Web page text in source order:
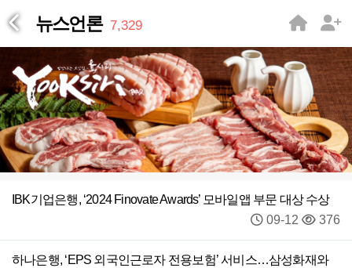
뉴스언론 7,329
IBK기업은행, ‘2024 Finovate Awards’ 모바일앱 부문 대상 수상
09-12
376
하나은행, ‘EPS 외국인근로자 전용보험’ 서비스…삼성화재와